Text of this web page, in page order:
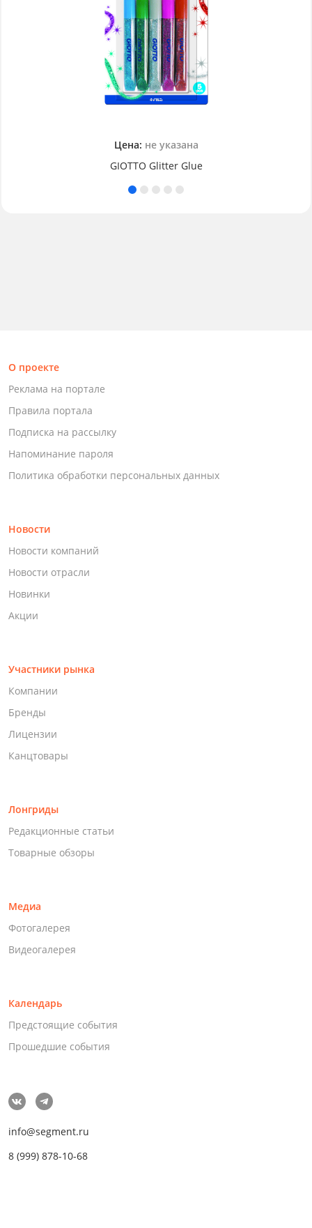
Цена: не указана
GIOTTO Glitter Glue
О проекте
Реклама на портале
Правила портала
Подписка на рассылку
Напоминание пароля
Политика обработки персональных данных
Новости
Новости компаний
Новости отрасли
Новинки
Акции
Участники рынка
Компании
Бренды
Лицензии
Канцтовары
Лонгриды
Редакционные статьи
Товарные обзоры
Медиа
Фотогалерея
Видеогалерея
Календарь
Предстоящие события
Прошедшие события
info@segment.ru
8 (999) 878-10-68